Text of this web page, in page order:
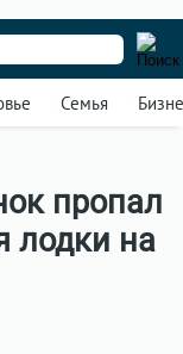
Семья
пропал
лодки на